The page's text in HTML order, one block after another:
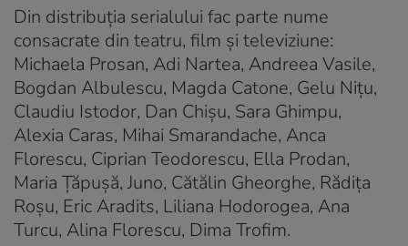
Din distribuția serialului fac parte nume
consacrate din teatru, film și televiziune:
Michaela Prosan, Adi Nartea, Andreea Vasile,
Bogdan Albulescu, Magda Catone, Gelu Niţu,
Claudiu Istodor, Dan Chişu, Sara Ghimpu,
Alexia Caras, Mihai Smarandache, Anca
Florescu, Ciprian Teodorescu, Ella Prodan,
Maria Ţăpuşă, Juno, Cătălin Gheorghe, Rădiţa
Roşu, Eric Aradits, Liliana Hodorogea, Ana
Turcu, Alina Florescu, Dima Trofim.